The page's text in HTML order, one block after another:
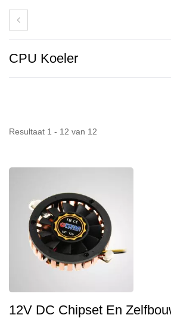
CPU Koeler
Resultaat 1 - 12 van 12
12V DC Chipset En